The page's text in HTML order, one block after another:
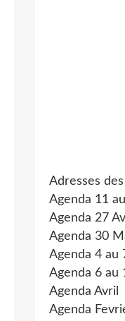
Adresses
Agenda 11
Agenda 27
Agenda 30
Agenda 4 au
Agenda 6 au
Agenda Avril
Agenda